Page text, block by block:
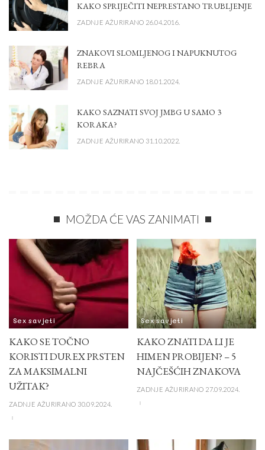
KAKO SPRIJEČITI NEPRESTANO TRUBLJENJE
ZADNJE AŽURIRANO 26.04.2016.
ZNAKOVI SLOMLJENOG I NAPUKNUTOG
REBRA
ZADNJE AŽURIRANO 18.01.2024.
KAKO SAZNATI SVOJ JMBG U SAMO 3
KORAKA?
ZADNJE AŽURIRANO 31.10.2022.
MOŽDA ĆE VAS ZANIMATI
Sex savjeti
KAKO SE TOČNO
KORISTI DUREX PRSTEN
ZA MAKSIMALNI
UŽITAK?
ZADNJE AŽURIRANO 30.09.2024.
Sex savjeti
KAKO ZNATI DA LI JE
HIMEN PROBIJEN? – 5
NAJČEŠĆIH ZNAKOVA
ZADNJE AŽURIRANO 27.09.2024.